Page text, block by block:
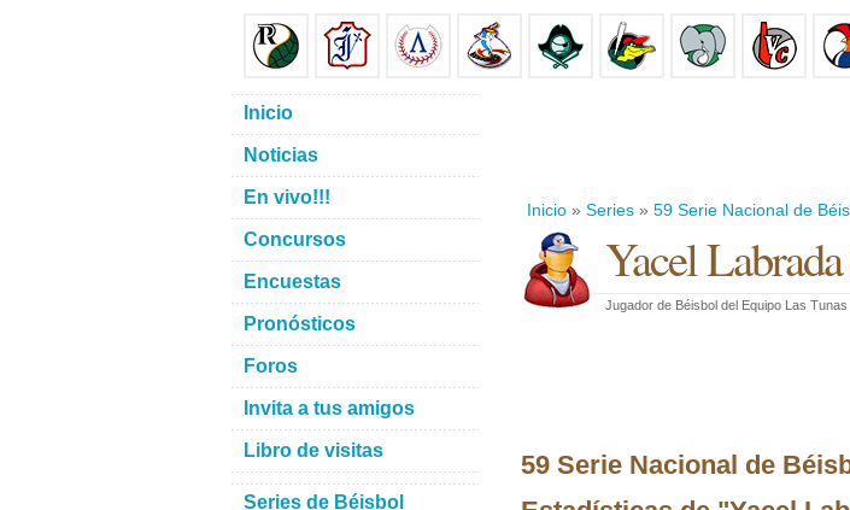
Inicio » Series » 59 Serie Nacional de
Yacel
Jugador de Béisbol del Equipo Las Tunas
59 Serie Nacional de
Inicio
Noticias
En vivo!!!
Concursos
Encuestas
Pronósticos
Foros
Invita a tus amigos
Libro de visitas
Series de Béisbol